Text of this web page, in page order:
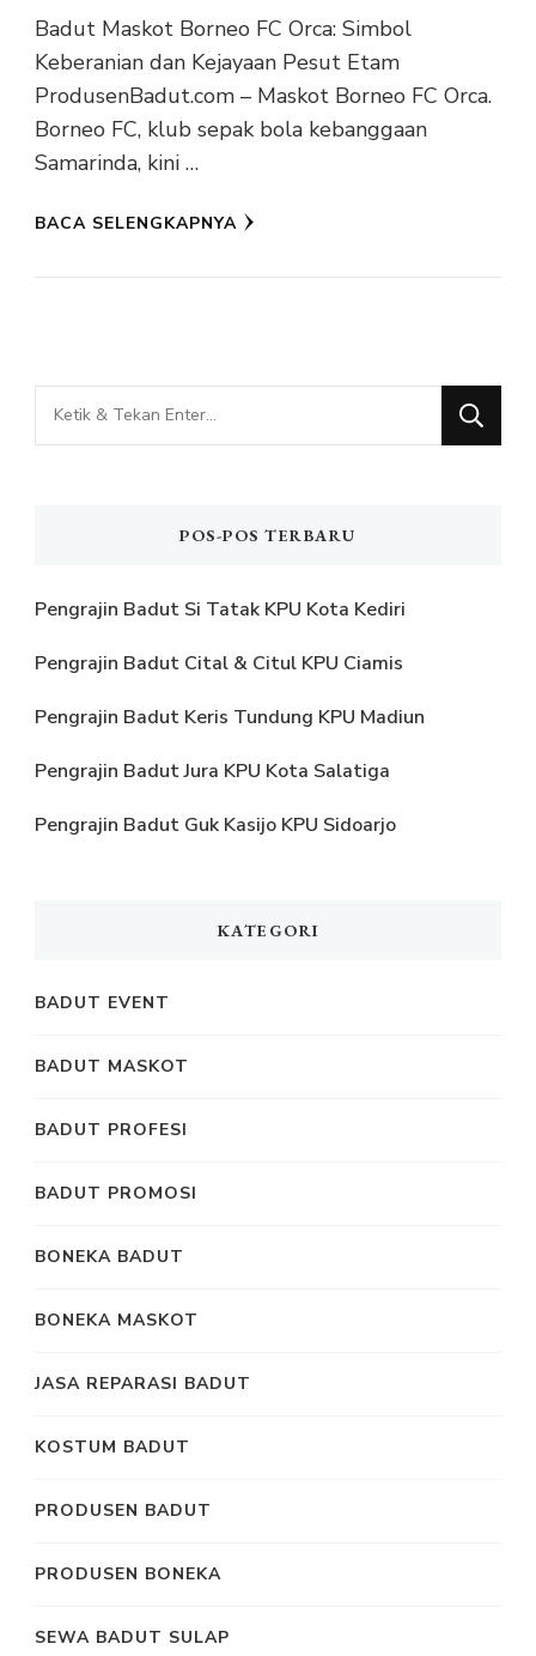
Badut Maskot Borneo FC Orca: Simbol
Keberanian dan Kejayaan Pesut Etam
ProdusenBadut.com – Maskot Borneo FC Orca.
Borneo FC, klub sepak bola kebanggaan
Samarinda, kini …
BACA SELENGKAPNYA
Mencari
Sesuatu?
POS-POS TERBARU
Pengrajin Badut Si Tatak KPU Kota Kediri
Pengrajin Badut Cital & Citul KPU Ciamis
Pengrajin Badut Keris Tundung KPU Madiun
Pengrajin Badut Jura KPU Kota Salatiga
Pengrajin Badut Guk Kasijo KPU Sidoarjo
KATEGORI
BADUT EVENT
BADUT MASKOT
BADUT PROFESI
BADUT PROMOSI
BONEKA BADUT
BONEKA MASKOT
JASA REPARASI BADUT
KOSTUM BADUT
PRODUSEN BADUT
PRODUSEN BONEKA
SEWA BADUT SULAP